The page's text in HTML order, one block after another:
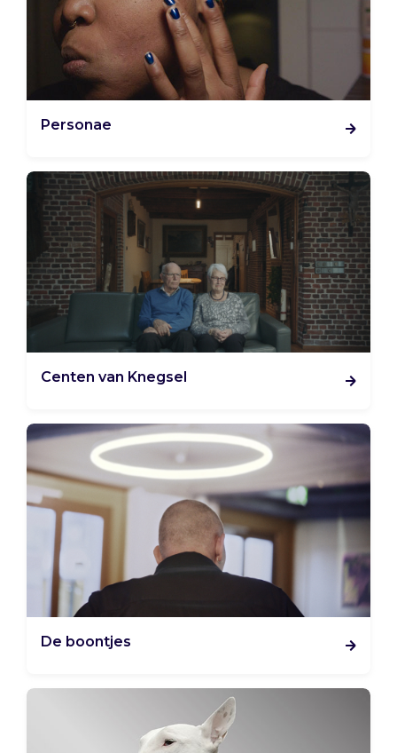
Personae
Centen van Knegsel
De boontjes